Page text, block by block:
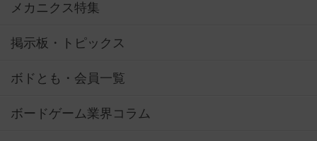
メカニクス特集
掲示板・トピックス
ボドとも・会員一覧
ボードゲーム業界コラム